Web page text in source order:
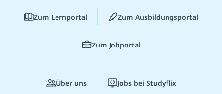
Zum Lernportal Zum Ausbildungsportal
Zum Jobportal
Über uns Jobs bei Studyflix